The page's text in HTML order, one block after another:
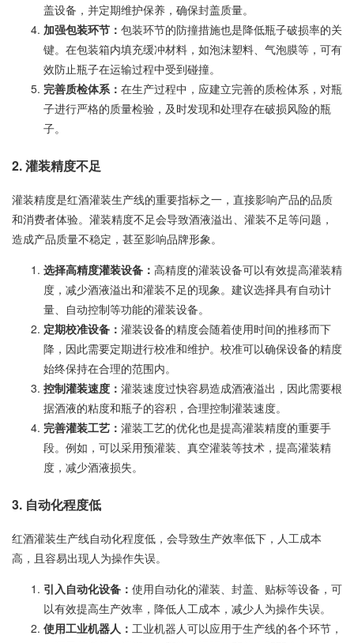
盖设备，并定期维护保养，确保封盖质量。
加强包装环节： 包装环节的防撞措施也是降低瓶子破损率的关
键。在包装箱内填充缓冲材料，如泡沫塑料、气泡膜等，可有
效防止瓶子在运输过程中受到碰撞。
完善质检体系： 在生产过程中，应建立完善的质检体系，对瓶
子进行严格的质量检验，及时发现和处理存在破损风险的瓶
子。
2. 灌装精度不足
灌装精度是红酒灌装生产线的重要指标之一，直接影响产品的品质
和消费者体验。灌装精度不足会导致酒液溢出、灌装不足等问题，
造成产品质量不稳定，甚至影响品牌形象。
选择高精度灌装设备： 高精度的灌装设备可以有效提高灌装精
度，减少酒液溢出和灌装不足的现象。建议选择具有自动计
量、自动控制等功能的灌装设备。
定期校准设备： 灌装设备的精度会随着使用时间的推移而下
降，因此需要定期进行校准和维护。校准可以确保设备的精度
始终保持在合理的范围内。
控制灌装速度： 灌装速度过快容易造成酒液溢出，因此需要根
据酒液的粘度和瓶子的容积，合理控制灌装速度。
完善灌装工艺： 灌装工艺的优化也是提高灌装精度的重要手
段。例如，可以采用预灌装、真空灌装等技术，提高灌装精
度，减少酒液损失。
3. 自动化程度低
红酒灌装生产线自动化程度低，会导致生产效率低下，人工成本
高，且容易出现人为操作失误。
引入自动化设备： 使用自动化的灌装、封盖、贴标等设备，可
以有效提高生产效率，降低人工成本，减少人为操作失误。
使用工业机器人： 工业机器人可以应用于生产线的各个环节，